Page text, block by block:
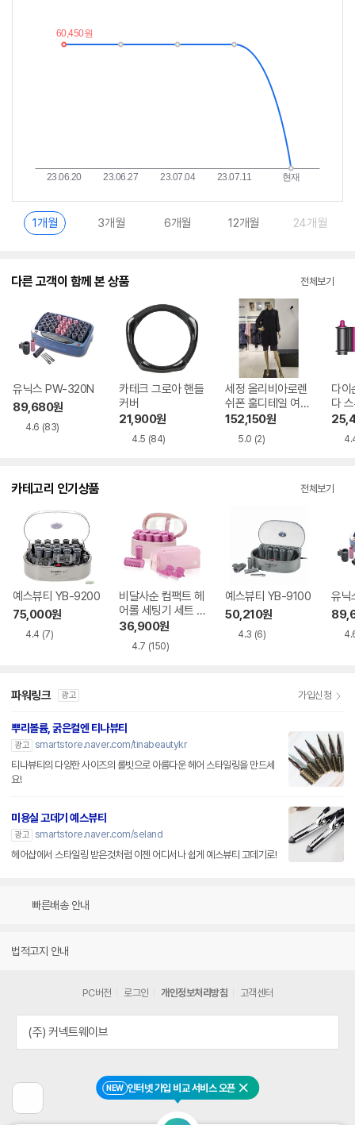
NEW 인터넷 가입 비교 서비스 오픈 닫기
이
란?
1개월 3개월 6개월 12개월 24개월
다른 고객이 함께 본 상품 전체보기
유닉스 PW-320N
89,680원
4.6 (83)
카테크 그로아 핸들
커버
21,900원
4.5 (84)
세정 올리비아로렌
쉬폰 훌디테일 여름
자켓 VOCFUWM4
321
152,150원
5.0 (2)
다이
다
배럴
카테고리 인기상품 전체보기
예스뷰티 YB-9200
75,000원
4.4 (7)
비달사순 컴팩트 헤
어롤 세팅기 세트 V
SHS10BK
36,900원
4.7 (150)
예스뷰티 YB-9100
50,210원
4.3 (6)
유
파워링크 광고 가입신청
뿌리볼륨, 굵은컬엔 티나뷰티
광고 smartstore.naver.com/tinabeautykr
티나뷰티의 다양한 사이즈의 롤빗으로 아름다운 헤어 스타일링을 만드세
요!
미용실 고데기 예스뷰티
광고 smartstore.naver.com/seland
헤어샵에서 스타일링 받은것처럼 이젠 어디서나 쉽게 예스뷰티 고데기로!
빠른배송 안내
법적고지 안내
전
PC버전 로그인 개인정보처리방침 고객센터
(주) 커넥트웨이브